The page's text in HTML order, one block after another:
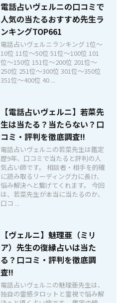
電話占いヴェルニの口コミで
人気の当たるおすすめ先生ラ
ンキングTOP661
電話占いヴェルニランキング 1位〜
10位 11位〜50位 51位〜100位 101
位〜150位 151位〜200位 201位〜
250位 251位〜300位 301位〜350位
351位〜400位 40 ...
【電話占いヴェルニ】若菜先
生は当たる？当たらない？口
コミ・評判を徹底調査!!
電話占いヴェルニの若菜先生は鑑定
歴9年、口コミで当たると評判の人
気占い師です。 相談者・相手を的確
に読み取るリーディング力に長け、
悩み解決へと繋げてくれます。 今回
は、若菜先生が本当に当たるのか、
口コ ...
【ヴェルニ】魅理亜（ミリ
ア）先生の復縁占いは当た
る？口コミ・評判を徹底調
査!!
電話占いヴェルニの魅理亜先生は、
独自の霊感タロットと霊視で悩み解